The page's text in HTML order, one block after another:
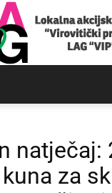
Virovitički
natječaj:
za